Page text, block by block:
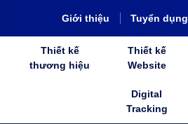
Giới thiệu Tuyển dụng
Thiết kế
thương hiệu
Thiết kế
Website
Digital
Tracking